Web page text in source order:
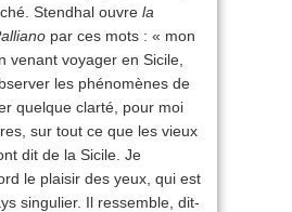
Stendhal ouvre la
par ces mots : « mon
venant voyager en Sicile,
les phénomènes de
quelque clarté, pour moi
sur tout ce que les vieux
dit de la Sicile. Je
le plaisir des yeux, qui est
singulier. Il ressemble, dit-